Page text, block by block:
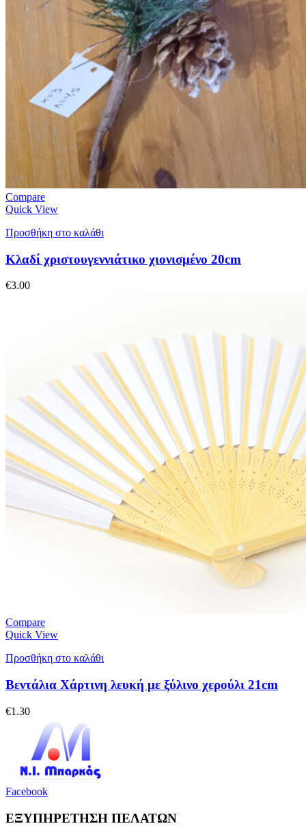
Compare
Quick View
Προσθήκη στο καλάθι
Κλαδί χριστουγεννιάτικο χιονισμένο 20cm
€3.00
Compare
Quick View
Προσθήκη στο καλάθι
Βεντάλια Χάρτινη λευκή με ξύλινο χερούλι 21cm
€1.30
Facebook
ΕΞΥΠΗΡΕΤΗΣΗ ΠΕΛΑΤΩΝ